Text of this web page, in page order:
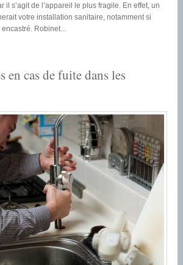
il s’agit de l’appareil le plus fragile. En effet, un
votre installation sanitaire, notamment si
Robinet...
en cas de fuite dans les